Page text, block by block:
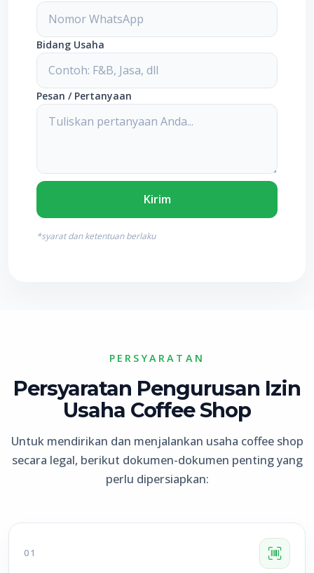
Bidang Usaha
Pesan / Pertanyaan
Kirim
*syarat dan ketentuan berlaku
PERSYARATAN
Persyaratan Pengurusan Izin
Usaha Coffee Shop
Untuk mendirikan dan menjalankan usaha coffee shop
secara legal, berikut dokumen-dokumen penting yang
perlu dipersiapkan:
01